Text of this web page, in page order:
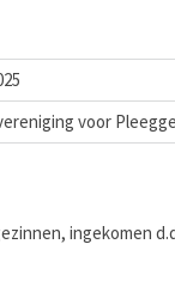
voor
ingekomen